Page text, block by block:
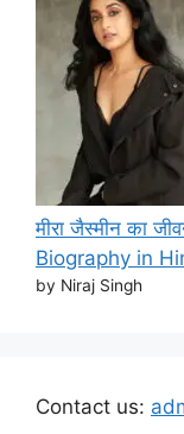
मीरा जैस्मीन का
Biography in
by Niraj Singh
Contact us: